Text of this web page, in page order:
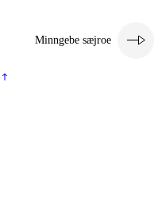
Minngebe sæjroe